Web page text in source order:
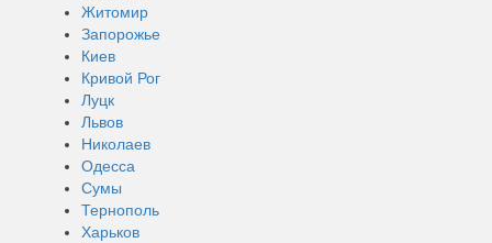
Житомир
Запорожье
Киев
Кривой Рог
Луцк
Львов
Николаев
Одесса
Сумы
Тернополь
Харьков